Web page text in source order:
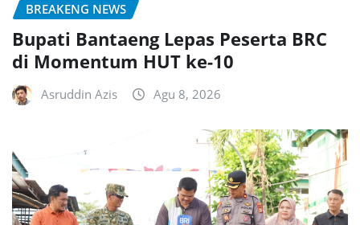
BREAKENG NEWS
Bupati Bantaeng Lepas Peserta BRC
di Momentum HUT ke-10
Asruddin Azis Agu 8, 2026